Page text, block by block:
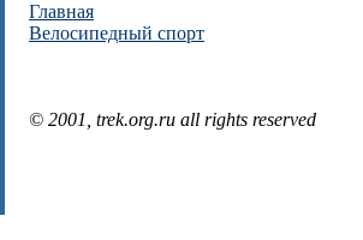
Главная
Велосипедный спорт
© 2001, trek.org.ru all rights reserved